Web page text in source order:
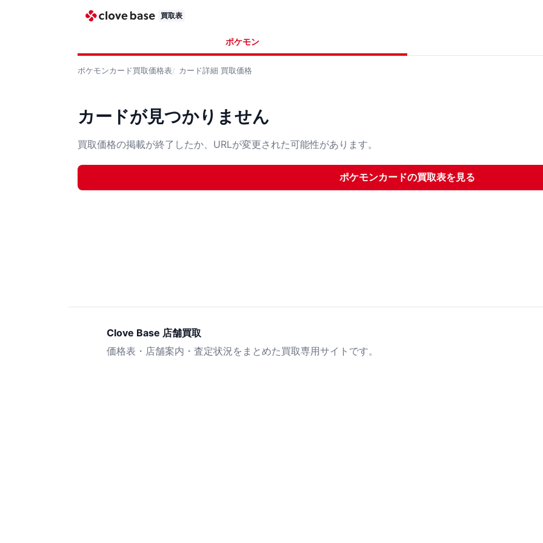
買取表
ポケモン
ポケモンカード買取価格表 カード詳細 買取価格
カードが見つかりません
買取価格の掲載が終了したか、URLが変更された可能性があります。
ポケモンカードの買取表を見る
Clove Base 店舗買取
価格表・店舗案内・査定状況をまとめた買取専用サイトです。